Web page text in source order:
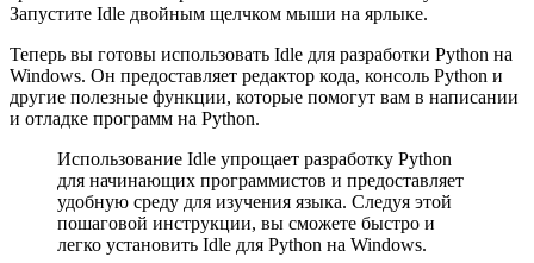
Запустите Idle двойным щелчком мыши на ярлыке.
Теперь вы готовы использовать Idle для разработки Python на
Windows. Он предоставляет редактор кода, консоль Python и
другие полезные функции, которые помогут вам в написании
и отладке программ на Python.
Использование Idle упрощает разработку Python
для начинающих программистов и предоставляет
удобную среду для изучения языка. Следуя этой
пошаговой инструкции, вы сможете быстро и
легко установить Idle для Python на Windows.